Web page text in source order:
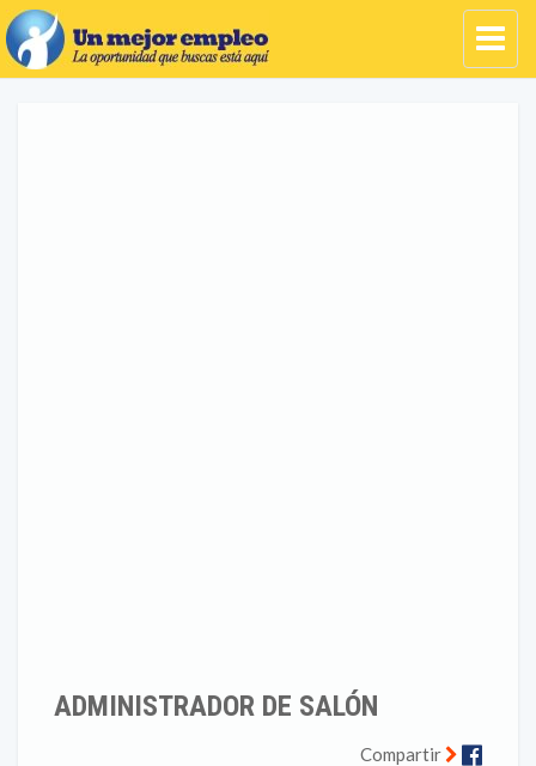
ADMINISTRADOR DE SALÓN
Compartir